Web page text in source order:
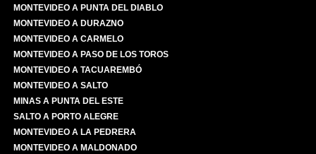
MONTEVIDEO A PUNTA DEL DIABLO
MONTEVIDEO A DURAZNO
MONTEVIDEO A CARMELO
MONTEVIDEO A PASO DE LOS TOROS
MONTEVIDEO A TACUAREMBÓ
MONTEVIDEO A SALTO
MINAS A PUNTA DEL ESTE
SALTO A PORTO ALEGRE
MONTEVIDEO A LA PEDRERA
MONTEVIDEO A MALDONADO